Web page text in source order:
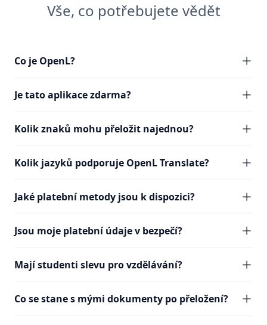
Vše, co potřebujete vědět
Co je OpenL?
Je tato aplikace zdarma?
Kolik znaků mohu přeložit najednou?
Kolik jazyků podporuje OpenL Translate?
Jaké platební metody jsou k dispozici?
Jsou moje platební údaje v bezpečí?
Mají studenti slevu pro vzdělávání?
Co se stane s mými dokumenty po přeložení?